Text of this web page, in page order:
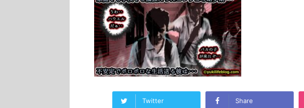
Twitter Share